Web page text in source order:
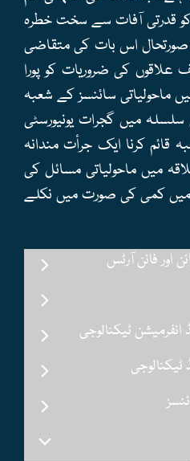
قدرتی آفات سے سخت خطرہ
صورتحال اس بات کی متقاضی
کی ضروریات کو پورا
ماحولیاتی سائنسز کے شعبہ
میں گجرات یونیورسٹی
قائم کرنا ایک جرأت مندانہ
میں ماحولیاتی مسائل کی
میں کمی کی صورت میں نکلے
اور فائن آرٹس
ٹیکنالوجی